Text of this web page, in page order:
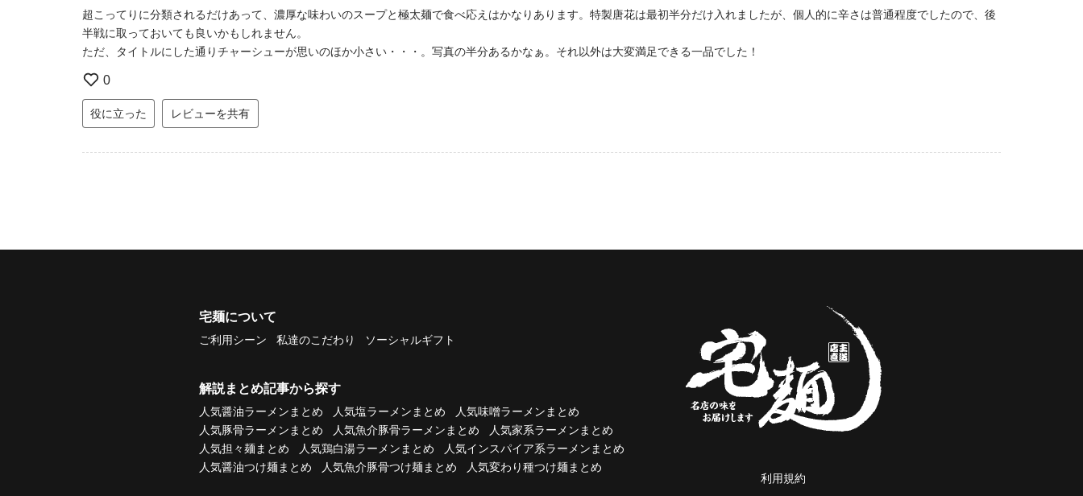
超こってりに分類されるだけあって、濃厚な味わいのスープと極太麺で食べ応えはかなりあります。特製唐花は最初半分だけ入れましたが、個人的に辛さは普通程度でしたので、後
半戦に取っておいても良いかもしれません。
ただ、タイトルにした通りチャーシューが思いのほか小さい・・・。写真の半分あるかなぁ。それ以外は大変満足できる一品でした！
0
役に立った レビューを共有
宅麺について
ご利用シーン 私達のこだわり ソーシャルギフト
解説まとめ記事から探す
人気醤油ラーメンまとめ 人気塩ラーメンまとめ
人気味噌ラーメンまとめ
人気豚骨ラーメンまとめ
人気魚介豚骨ラーメンまとめ
人気家系ラーメンまとめ
人気担々麺まとめ
人気鶏白湯ラーメンまとめ
人気インスパイア系ラーメンまとめ
人気醤油つけ麺まとめ
人気魚介豚骨つけ麺まとめ 人気変わり種つけ麺まとめ
利用規約